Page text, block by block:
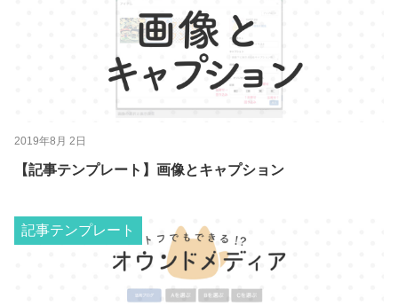
2019年8月 2日
【記事テンプレート】画像とキャプション
記事テンプレート